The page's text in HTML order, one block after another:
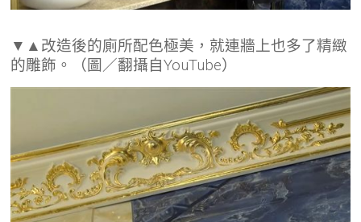
▼▲改造後的廁所配色極美，就連牆上也多了精緻
的雕飾。（圖／翻攝自YouTube）